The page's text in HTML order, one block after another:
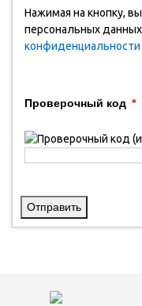
Нажимая на кнопку,
персональных
конфиденциальности
Проверочный код
Отправить